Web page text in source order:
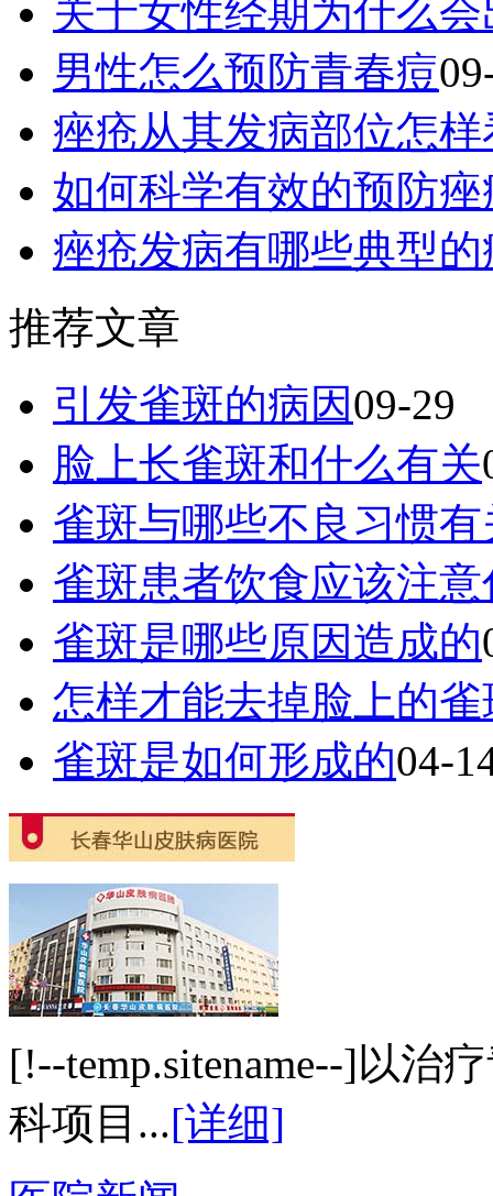
关于女性经期为什么
男性怎么预防青春痘
痤疮从其发病部位怎
如何科学有效的预防
痤疮发病有哪些典型
推荐文章
引发雀斑的病因09-29
脸上长雀斑和什么有关
雀斑与哪些不良习惯有
雀斑患者饮食应该注意
雀斑是哪些原因造成的
怎样才能去掉脸上的雀
雀斑是如何形成的04-
[!--temp.sitename--]以治
科项目...[详细]